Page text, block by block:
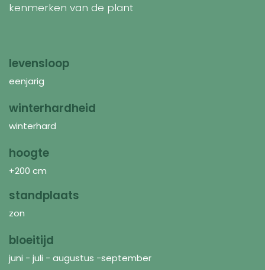
kenmerken van de plant
levensloop
eenjarig
winterhardheid
winterhard
hoogte
+200 cm
standplaats
zon
bloeitijd
juni - juli - augustus -september